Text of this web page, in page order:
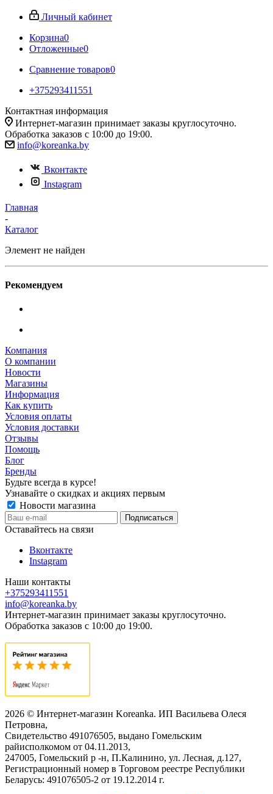
Личный кабинет
Корзина0
Отложенные0
Сравнение товаров0
+375293411551
Контактная информация
Интернет-магазин принимает заказы круглосуточно.
Обработка заказов с 10:00 до 19:00.
info@koreanka.by
Вконтакте
Instagram
Главная
-
Каталог
Элемент не найден
Рекомендуем
Компания
О компании
Новости
Магазины
Информация
Как купить
Условия оплаты
Условия доставки
Отзывы
Помощь
Блог
Бренды
Будьте всегда в курсе!
Узнавайте о скидках и акциях первым
Новости магазина
Оставайтесь на связи
Вконтакте
Instagram
Наши контакты
+375293411551
info@koreanka.by
Интернет-магазин принимает заказы круглосуточно.
Обработка заказов с 10:00 до 19:00.
2026 © Интернет-магазин Koreanka. ИП Васильева Олеся
Петровна,
Свидетельство ‎491076505, выдано Гомельским
райисполкомом от 04.11.2013,
247005, Гомельский р -н, П.Калинино, ул. Лесная, д.127,
Регистрационный номер в Торговом реестре Республики
Беларусь: ‎491076505-2 от 19.12.2014 г.